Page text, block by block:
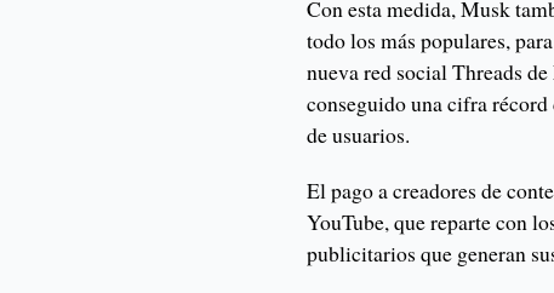
Con esta medida, Musk
todo los más populares,
nueva red social Threads
conseguido una cifra
de usuarios.
El pago a creadores de
YouTube, que reparte con
publicitarios que generan